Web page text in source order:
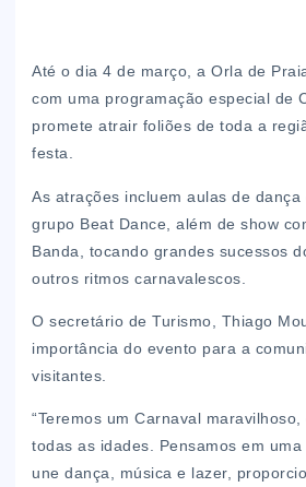
Até o dia 4 de março, a Orla de
com uma programação especial de
promete atrair foliões de toda a
festa.
As atrações incluem aulas de
grupo Beat Dance, além de show
Banda, tocando grandes sucessos
outros ritmos carnavalescos.
O secretário de Turismo, Thiago
importância do evento para a
visitantes.
“Teremos um Carnaval
todas as idades. Pensamos em
une dança, música e lazer,